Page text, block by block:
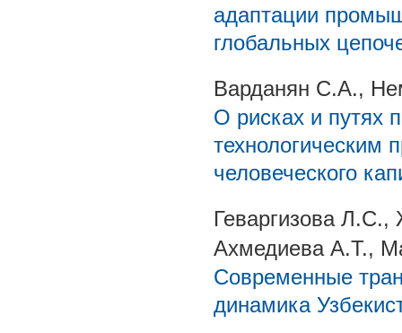
адаптации
глобальных
Варданян С.А.,
О рисках и путях
технологическим
человеческого
Геваргизова
Ахмедиева А.Т.,
Современные
динамика